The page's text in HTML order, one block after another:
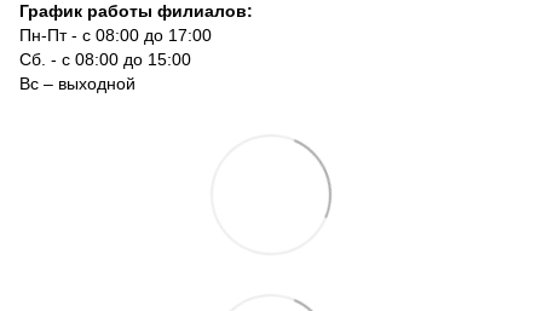
График работы филиалов:
Пн-Пт - с 08:00 до 17:00
Сб. - с 08:00 до 15:00
Вс – выходной